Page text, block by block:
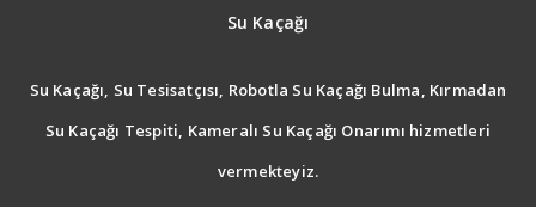
Su Kaçağı
Su Kaçağı, Su Tesisatçısı, Robotla Su Kaçağı Bulma, Kırmadan
Su Kaçağı Tespiti, Kameralı Su Kaçağı Onarımı hizmetleri
vermekteyiz.